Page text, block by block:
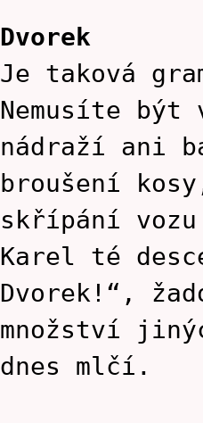
Dvorek
Je taková
Nemusíte být
nádraží ani
broušení
skřípání
Karel té
Dvorek!“,
množství
dnes mlčí.